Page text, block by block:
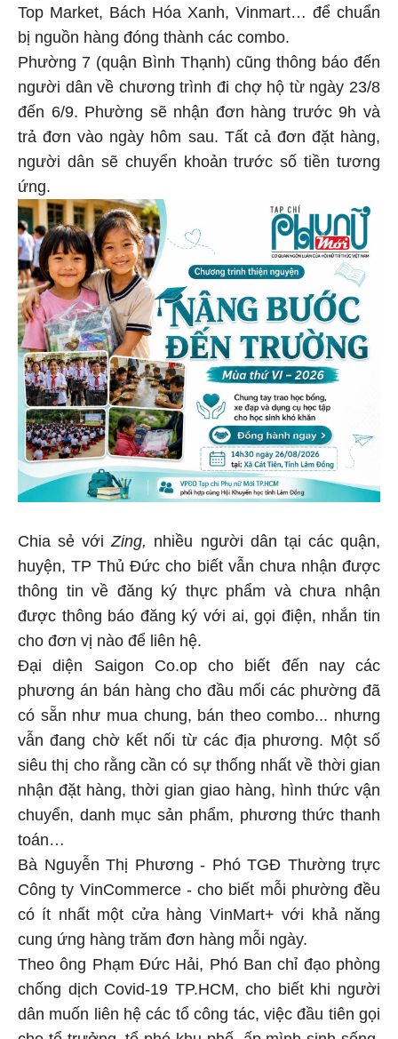
Top Market, Bách Hóa Xanh, Vinmart… để chuẩn
bị nguồn hàng đóng thành các combo.
Phường 7 (quận Bình Thạnh) cũng thông báo đến
người dân về chương trình đi chợ hộ từ ngày 23/8
đến 6/9. Phường sẽ nhận đơn hàng trước 9h và
trả đơn vào ngày hôm sau. Tất cả đơn đặt hàng,
người dân sẽ chuyển khoản trước số tiền tương
ứng.
Chia sẻ với Zing,
nhiều người dân tại các quận,
huyện, TP Thủ Đức cho biết vẫn chưa nhận được
thông tin về đăng ký thực phẩm và chưa nhận
được thông báo đăng ký với ai, gọi điện, nhắn tin
cho đơn vị nào để liên hệ.
Đại diện Saigon Co.op cho biết đến nay các
phương án bán hàng cho đầu mối các phường đã
có sẵn như mua chung, bán theo combo... nhưng
vẫn đang chờ kết nối từ các địa phương. Một số
siêu thị cho rằng cần có sự thống nhất về thời gian
nhận đặt hàng, thời gian giao hàng, hình thức vận
chuyển, danh mục sản phẩm, phương thức thanh
toán…
Bà Nguyễn Thị Phương - Phó TGĐ Thường trực
Công ty VinCommerce - cho biết mỗi phường đều
có ít nhất một cửa hàng VinMart+ với khả năng
cung ứng hàng trăm đơn hàng mỗi ngày.
Theo ông Phạm Đức Hải, Phó Ban chỉ đạo phòng
chống dịch Covid-19 TP.HCM, cho biết khi người
dân muốn liên hệ các tổ công tác, việc đầu tiên gọi